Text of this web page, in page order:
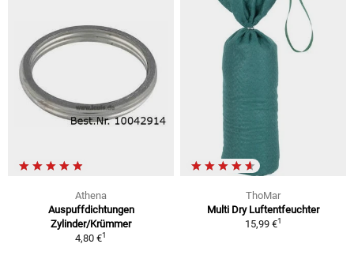
Athena
Auspuffdichtungen
Zylinder/Krümmer
4,80 €1
ThoMar
Multi Dry Luftentfeuchter
15,99 €1